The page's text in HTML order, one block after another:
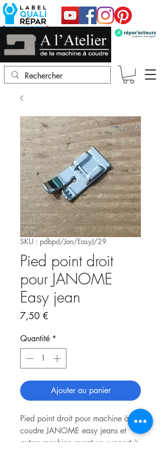
SKU : pdbpd/Jan/EasyJ/29
Pied point droit
pour JANOME
Easy jean
7,50 €Prix
Quantité *
Ajouter au panier
Pied point droit pour machine à
coudre JANOME easy jeans et
autres machine ayant un support à